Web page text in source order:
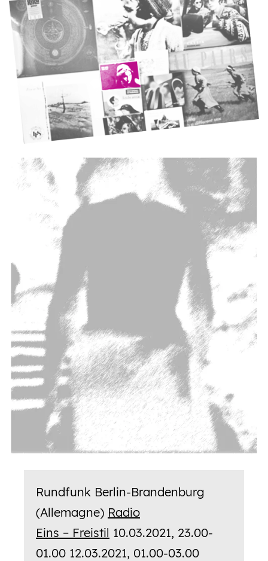
Rundfunk Berlin-Brandenburg
(Allemagne) Radio
Eins – Freistil 10.03.2021, 23.00-
01.00 12.03.2021, 01.00-03.00